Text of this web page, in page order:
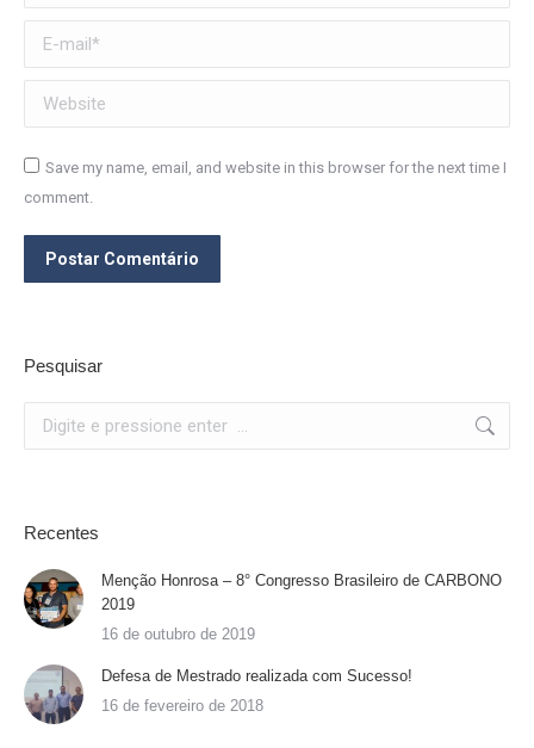
E-mail *
Website
Save my name, email, and website in this browser for the next time I
comment.
Postar Comentário
Pesquisar
Recentes
Menção Honrosa – 8° Congresso Brasileiro de CARBONO
2019
16 de outubro de 2019
Defesa de Mestrado realizada com Sucesso!
16 de fevereiro de 2018